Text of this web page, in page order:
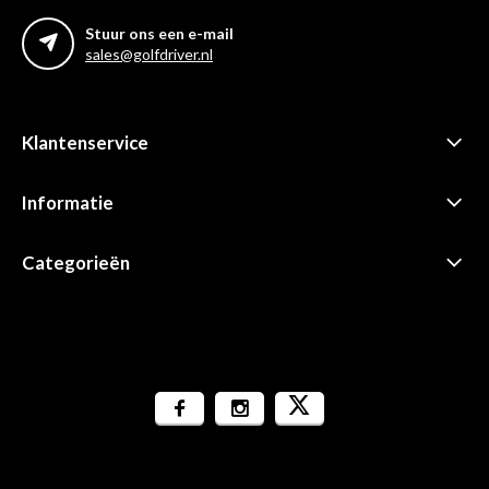
Stuur ons een e-mail
sales@golfdriver.nl
Klantenservice
Informatie
Categorieën